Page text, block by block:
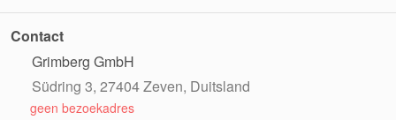
Contact
Grimberg GmbH
Südring 3, 27404 Zeven, Duitsland
geen bezoekadres